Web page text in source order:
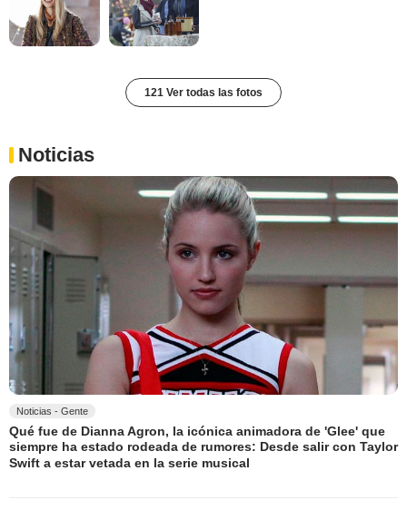
121 Ver todas las fotos
Noticias
Noticias - Gente
Qué fue de Dianna Agron, la icónica animadora de 'Glee' que
siempre ha estado rodeada de rumores: Desde salir con Taylor
Swift a estar vetada en la serie musical